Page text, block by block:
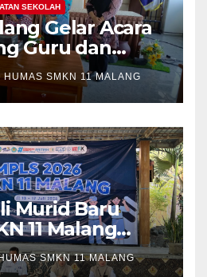
SEKOLAH
Gelar Acara
Guru dan
yang
dan Mutasi
HUMAS SMKN 11 MALANG
Murid Baru
11 Malang
Komitmen
HUMAS SMKN 11 MALANG